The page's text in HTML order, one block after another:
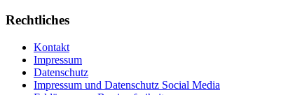
Rechtliches
Kontakt
Impressum
Datenschutz
Impressum und Datenschutz Social Media